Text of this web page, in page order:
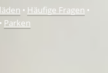
• Häufige Fragen
• Parken